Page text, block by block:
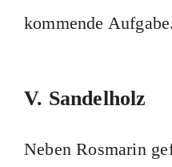
kommende Aufgabe.
V. Sandelholz
Neben Rosmarin